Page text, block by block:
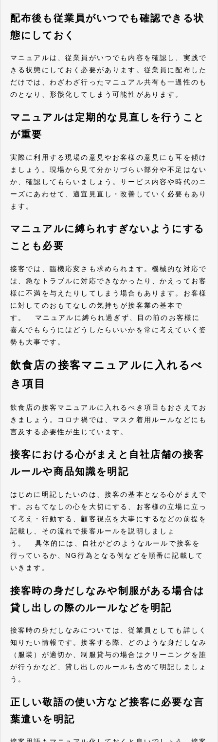
配布後も従業員がいつでも確認できる状
態にしておく
マニュアルは、従業員がいつでも内容を確認し、実践で
きる状態にしておく必要があります。従業員に配布した
だけでは、わざわざ行ったマニュアル共有も一過性のも
のとなり、形骸化してしまう可能性があります。
マニュアルは定期的な見直しを行うこと
が重要
実際に利用する現場の意見やお客様の意見にも耳を傾け
ましょう。現場から見て分かりづらい部分や不足はない
か、確認してもらいましょう。サービス内容や時代のニ
ーズにあわせて、適宜見直し・改善していく必要もあり
ます。
マニュアルに縛られすぎないようにする
ことも必要
接客では、臨機応変さも求められます。機械的な対応で
は、急なトラブルに対応できなかったり、かえってお客
様に不満を与えたりしてしまう場合もあります。お客様
に対してのおもてなしの気持ちが接客業の基本で
す。 マニュアルに縛られ過ぎず、目の前のお客様に
喜んでもらうにはどうしたらいいかを常に考えていく姿
勢も大事です。
飲食店の接客マニュアルに入れるべ
き項目
飲食店の接客マニュアルに入れるべき項目もおさえてお
きましょう。コロナ禍では、マスク着用ルールなどにも
言及する必要性が生じています。
接客における心がまえと自社店舗の接客
ルールや商品知識を明記
はじめに明記したいのは、接客の基本となる心がまえで
す。おもてなしの心を大切にする、お客様の立場に立っ
て考え・行動する、顧客視点を大事にするなどの前提を
記載し、その流れで接客ルールを説明しましょ
う。 具体的には、自社がどのようなルールで接客を
行っているか、NG行為となる例などを順番に記載して
いきます。
接客時の身だしなみや制服がある場合は
貸し出しの際のルールなどを明記
接客時の身だしなみについては、従業員としても詳しく
知りたい情報です。接客する際、どのような身だしなみ
（服装）が適切か、制服貸与の場合はクリーニングを誰
が行うかなど、貸し出しのルールも含めて明記しましょ
う。
正しい敬語の使い方など接客に必要な言
葉遣いを明記